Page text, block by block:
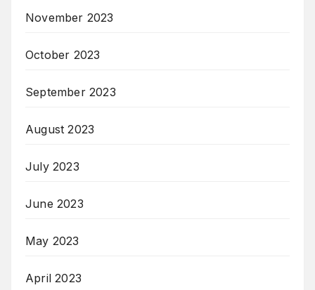
November 2023
October 2023
September 2023
August 2023
July 2023
June 2023
May 2023
April 2023